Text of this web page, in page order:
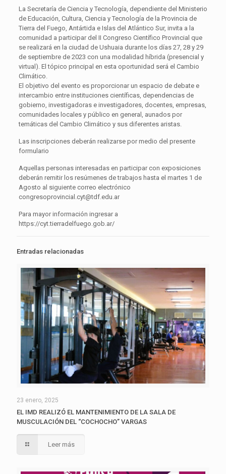
La Secretaría de Ciencia y Tecnología, dependiente del Ministerio
de Educación, Cultura, Ciencia y Tecnología de la Provincia de
Tierra del Fuego, Antártida e Islas del Atlántico Sur, invita a la
comunidad a participar del II Congreso Científico Provincial que
se realizará en la ciudad de Ushuaia durante los días 27, 28 y 29
de septiembre de 2023 con una modalidad híbrida (presencial y
virtual). El tópico principal en esta oportunidad será el Cambio
Climático.
El objetivo del evento es proporcionar un espacio de debate e
intercambio entre instituciones científicas, dependencias de
gobierno, investigadoras e investigadores, docentes, empresas,
comunidades locales y público en general, aunados por
temáticas del Cambio Climático y sus diferentes aristas.
Las inscripciones deberán realizarse por medio del presente
formulario
Aquellas personas interesadas en participar con exposiciones
deberán remitir los resúmenes de trabajos hasta el martes 1 de
Agosto al siguiente correo electrónico
congresoprovincial.cyt@tdf.edu.ar
Para mayor información ingresar a
https://cyt.tierradelfuego.gob.ar/
Entradas relacionadas
23 enero, 2025
EL IMD REALIZÓ EL MANTENIMIENTO DE LA SALA DE
MUSCULACIÓN DEL “COCHOCHO” VARGAS
Leer más